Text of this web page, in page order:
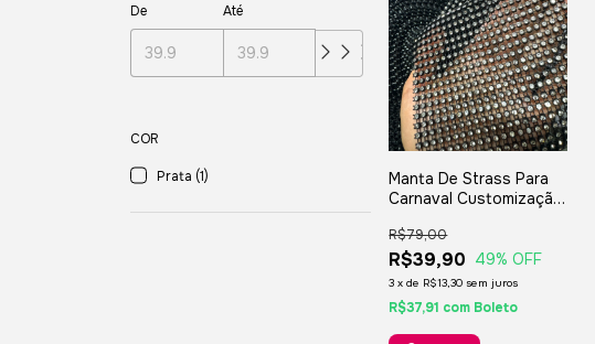
De
Até
COR
Prata (1)
Manta De Strass Para
Carnaval Customização
R$39,90
R$79,00
49% OFF
3 xde R$13,30 sem juros
R$37,91 com Boleto